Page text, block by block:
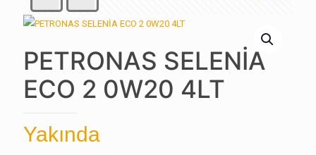
PETRONAS SELENİA
ECO 2 0W20 4LT
Yakında